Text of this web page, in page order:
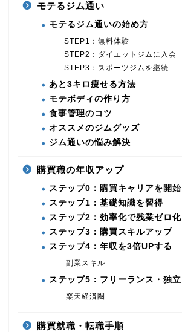
モテるジム通い
モテるジム通いの始め方
STEP1：無料体験
STEP2：ダイエットジムに入会
STEP3：スポーツジムを継続
あと3キロ痩せる方法
モテボディの作り方
食事管理のコツ
オススメのジムグッズ
ジム通いの悩み解決
購買職の年収アップ
ステップ0：購買キャリアを開始
ステップ1：基礎知識を習得
ステップ2：効率化で残業ゼロ化
ステップ3：購買スキルアップ
ステップ4：年収を3倍UPする
副業スキル
ステップ5：フリーランス・独立
楽天経済圏
購買就職・転職手順